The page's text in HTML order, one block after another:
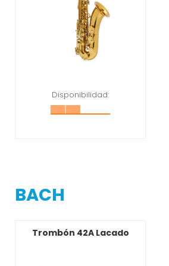
Disponibilidad:
BACH
Trombón 42A Lacado